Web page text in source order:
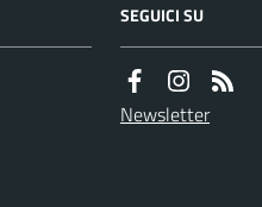
SEGUICI SU
Newsletter